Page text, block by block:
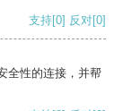
支持[0] 反对[0]
全性的连接，并帮